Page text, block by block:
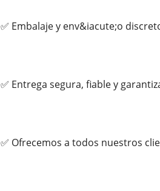
✅ Embalaje y env&iacute;o
✅ Entrega segura, fiable y
✅ Ofrecemos a todos nuestros